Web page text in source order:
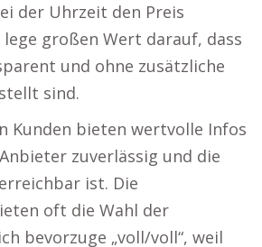
der Uhrzeit den Preis
lege großen Wert darauf, dass
und ohne zusätzliche
sind.
Kunden bieten wertvolle Infos
zuverlässig und die
ist. Die
oft die Wahl der
bevorzuge „voll/voll“, weil